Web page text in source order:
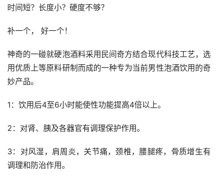
时间短？长度小？硬度不够？
补一个， 好一个！
神奇的一碰就硬泡酒料采用民间奇方结合现代科技工艺，选
用优质上等原料研制而成的一种专为当前男性泡酒饮用的奇
妙产品。
1：饮用后4至6小时能使性功能提高4倍以上。
2：对肾、胰及各器官有调理保护作用。
3：对风湿，肩周炎，关节痛，颈椎，腰腿疼，骨质增生有
调理和防治作用。